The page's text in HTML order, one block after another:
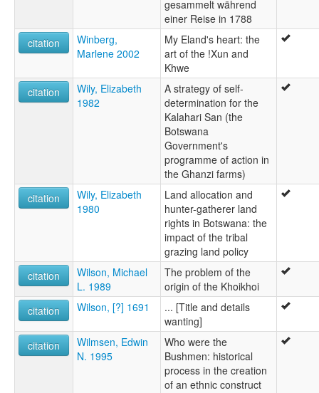
gesammelt während
einer Reise in 1788
citation
Winberg,
Marlene 2002
My Eland's heart: the
art of the !Xun and
Khwe
citation
Wily, Elizabeth
1982
A strategy of self-
determination for the
Kalahari San (the
Botswana
Government's
programme of action in
the Ghanzi farms)
citation
Wily, Elizabeth
1980
Land allocation and
hunter-gatherer land
rights in Botswana: the
impact of the tribal
grazing land policy
citation
Wilson, Michael
L. 1989
The problem of the
origin of the Khoikhoi
citation
Wilson, [?] 1691
... [Title and details
wanting]
citation
Wilmsen, Edwin
N. 1995
Who were the
Bushmen: historical
process in the creation
of an ethnic construct